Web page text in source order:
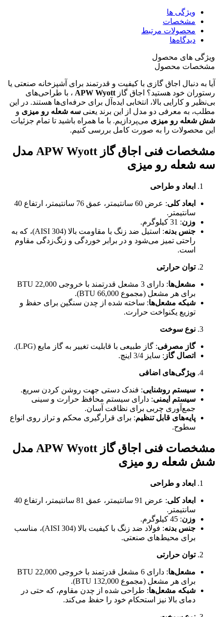
ویژگی ها
مشخصات
محصولات مرتبط
دیدگاه‌ها
ویژگی های محصول
مشخصات محصول
آیا به دنبال اجاق گازی با کیفیت و قدرتمند برای آشپزخانه صنعتی یا
رستوران خود هستید؟ اجاق گاز APW Wyott ، با طراحی‌های
بی‌نظیر و کارایی بالا، انتخابی ایده‌آل برای حرفه‌ای‌ها هستند. در این
مطلب، به معرفی دو مدل از این برند یعنی سه شعله رو میزی و
شش شعله رو میزی می‌پردازیم. با ما همراه باشید تا تمام جزئیات
این محصولات را به صورت کامل بررسی کنیم.
مشخصات فنی اجاق گاز
مدل
سه شعله رو میزی
ابعاد و طراحی
ابعاد کلی
: عرض 60 سانتیمتر، عمق 76 سانتیمتر، ارتفاع 40
سانتیمتر.
وزن: 31 کیلوگرم.
جنس بدنه
: استیل ضد زنگ با مقاومت بالا (AISI 304)، که به
راحتی تمیز می‌شود و در برابر خوردگی و زنگ‌زدگی مقاوم
است.
توان حرارتی
مشعل‌ها
: دارای 3 مشعل قدرتمند با خروجی 22,000 BTU
برای هر مشعل (مجموع 66,000 BTU).
شبکه مشعل‌ها: ساخته شده از چدن سنگین برای حفظ و
توزیع یکنواخت حرارت.
نوع سوخت
گاز مصرفی: گاز طبیعی با قابلیت تغییر به گاز مایع (LPG).
اتصال گاز : سایز 3/4 اینچ.
ویژگی‌های اضافی
سیستم روشنایی: فندک دستی جهت روشن کردن سریع.
سیستم ایمنی: دارای سیستم محافظ حرارت و سینی
جمع‌آوری چربی برای نظافت آسان.
پایه‌های قابل تنظیم: برای قرارگیری محکم و تراز روی انواع
سطوح.
مشخصات فنی اجاق گاز
مدل
شش شعله رو میزی
ابعاد و طراحی
ابعاد کلی
: عرض 91 سانتیمتر، عمق 81 سانتیمتر، ارتفاع 40
سانتیمتر.
وزن: 45 کیلوگرم.
جنس بدنه
: فولاد ضد زنگ با کیفیت بالا (AISI 304)، مناسب
برای محیط‌های صنعتی.
توان حرارتی
مشعل‌ها
: دارای 6 مشعل قدرتمند با خروجی 22,000 BTU
برای هر مشعل (مجموع 132,000 BTU).
شبکه مشعل‌ها: طراحی شده از چدن مقاوم، که حتی در
دمای بالا نیز استحکام خود را حفظ می‌کند.